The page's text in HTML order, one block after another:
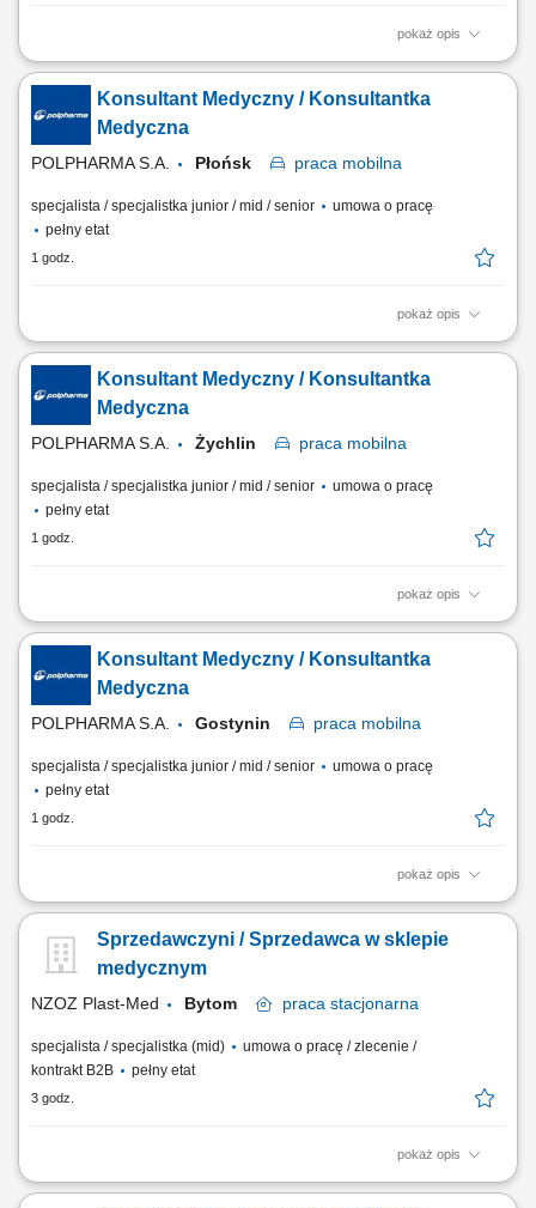
pokaż opis
Na tym stanowisku będziesz zajmował/a się promocją kluczowych
produktów z naszego portfolio do lekarzy, oraz reprezentowaniem
Grupy Polpharma na powierzonym terenie (Płock, Ciechanów, Kutno,
Płońsk, Żychlin, Gostynin) a także podczas wydarzeń naukowych,
dbając o profesjonalny wizerunek...
Konsultant Medyczny / Konsultantka
Medyczna
POLPHARMA S.A. Płońsk praca mobilna
specjalista / specjalistka junior / mid / senior
umowa o pracę
pełny etat
1 godz.
pokaż opis
Na tym stanowisku będziesz zajmował/a się promocją kluczowych
produktów z naszego portfolio do lekarzy, oraz reprezentowaniem
Grupy Polpharma na powierzonym terenie (Płock, Ciechanów, Kutno,
Płońsk, Żychlin, Gostynin) a także podczas wydarzeń naukowych,
dbając o profesjonalny wizerunek...
Konsultant Medyczny / Konsultantka
Medyczna
POLPHARMA S.A. Żychlin praca mobilna
specjalista / specjalistka junior / mid / senior
umowa o pracę
pełny etat
1 godz.
pokaż opis
Na tym stanowisku będziesz zajmował/a się promocją kluczowych
produktów z naszego portfolio do lekarzy, oraz reprezentowaniem
Grupy Polpharma na powierzonym terenie (Płock, Ciechanów, Kutno,
Płońsk, Żychlin, Gostynin) a także podczas wydarzeń naukowych,
dbając o profesjonalny wizerunek...
Konsultant Medyczny / Konsultantka
Medyczna
POLPHARMA S.A. Gostynin praca mobilna
specjalista / specjalistka junior / mid / senior
umowa o pracę
pełny etat
1 godz.
pokaż opis
Na tym stanowisku będziesz zajmował/a się promocją kluczowych
Grupy Polpharma na powierzonym terenie (Płock, Ciechanów, Kutno,
Płońsk, Żychlin, Gostynin) a także podczas wydarzeń naukowych,
Sprzedawczyni / Sprzedawca w sklepie
medycznym
NZOZ Plast-Med Bytom praca stacjonarna
specjalista / specjalistka (mid)
umowa o pracę / zlecenie /
kontrakt B2B
pełny etat
3 godz.
pokaż opis
Obsługa klientów w zakresie wyrobów medycznych i pacjentów w